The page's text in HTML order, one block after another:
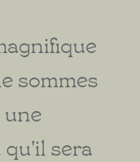
sommes
une
qu'il sera